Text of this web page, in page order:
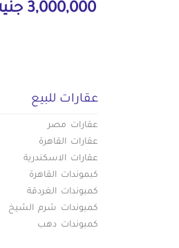
3,000,000 جنيه
عقارات للبيع
عقارات مصر
عقارات القاهرة
عقارات الاسكندرية
كبموندات القاهرة
كمبوندات الغردقة
كمبوندات شرم الشيخ
كمبوندات دهب